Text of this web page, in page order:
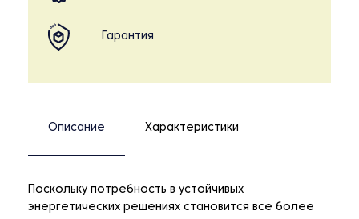
Гарантия
Описание Характеристики
Поскольку потребность в устойчивых
энергетических решениях становится все более